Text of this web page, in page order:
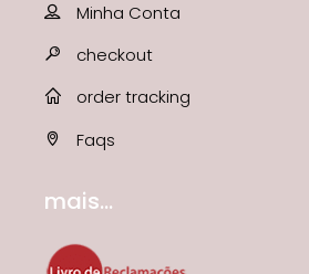
Minha Conta
checkout
order tracking
Faqs
mais...